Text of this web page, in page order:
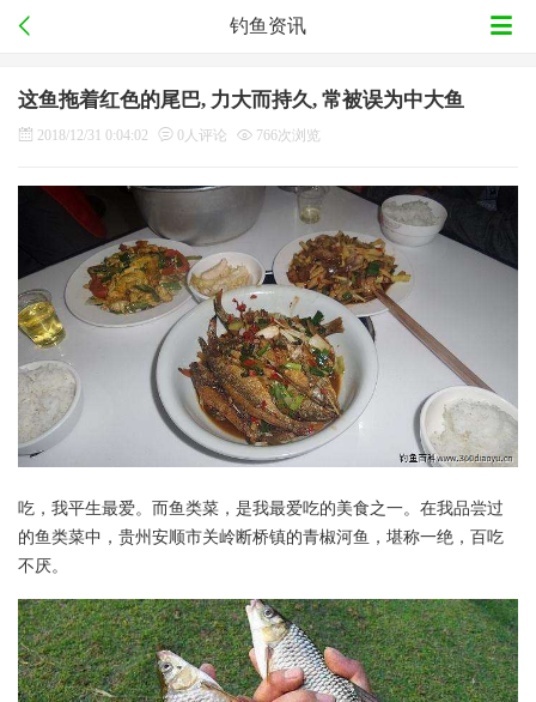
钓鱼资讯
这鱼拖着红色的尾巴, 力大而持久, 常被误为中大鱼
2018/12/31 0:04:02 0人评论 766次浏览
吃，我平生最爱。而鱼类菜，是我最爱吃的美食之一。在我品尝过
的鱼类菜中，贵州安顺市关岭断桥镇的青椒河鱼，堪称一绝，百吃
不厌。